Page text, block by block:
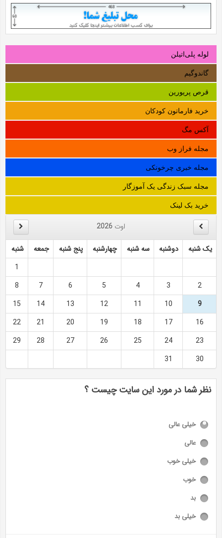
لوله‌ پلی‌اتیلن
گاندوگیم
قرص پریورین
خرید فارماتون کودکان
آکس مگ
مجله فراز وب
مجله خبری چرخونکی
مجله سبک زندگی یک آموزگار
خرید بک لینک
اوت 2026
یک شنبه دوشنبه سه شنبه چهارشنبه پنج شنبه جمعه
شنبه
1
2
3
4
5
6
7
8
9
10
11
12
13
14
15
16
17
18
19
20
21
22
23
24
25
26
27
28
29
30
31
نظر شما در مورد این سایت چیست ؟
خیلی عالی
عالی
خیلی خوب
خوب
بد
خیلی بد